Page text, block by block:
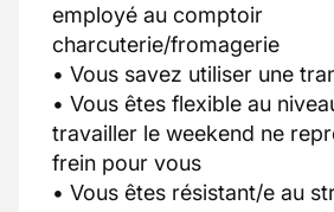
employé au comptoir
charcuterie/fromagerie
• Vous savez utiliser une
• Vous êtes flexible au
travailler le weekend ne
frein pour vous
• Vous êtes résistant/e au